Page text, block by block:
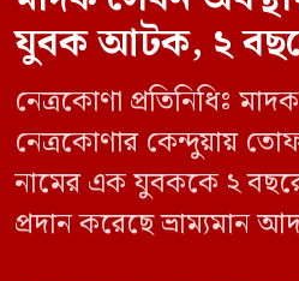
যুবক আটক, ২
নেত্রকোণা প্রতিনিধিঃ
নেত্রকোণার কেন্দুয়ায়
নামের এক যুবককে ২
প্রদান করেছে ভ্রাম্যমান